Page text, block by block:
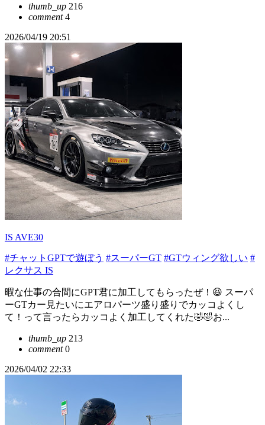
thumb_up 216
comment4
2026/04/19 20:51
IS AVE30
#チャットGPTで遊ぼう #スーパーGT #GTウィング欲しい #
レクサス IS
暇な仕事の合間にGPT君に加工してもらったぜ！😆 スーパ
ーGTカー見たいにエアロパーツ盛り盛りでカッコよくし
て！って言ったらカッコよく加工してくれた🤣🤣お...
thumb_up 213
comment0
2026/04/02 22:33